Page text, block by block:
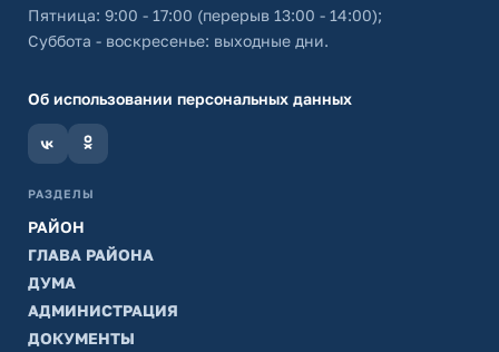
Пятница: 9:00 - 17:00 (перерыв 13:00 - 14:00);
Суббота - воскресенье: выходные дни.
Об использовании персональных данных
РАЗДЕЛЫ
РАЙОН
ГЛАВА РАЙОНА
ДУМА
АДМИНИСТРАЦИЯ
ДОКУМЕНТЫ